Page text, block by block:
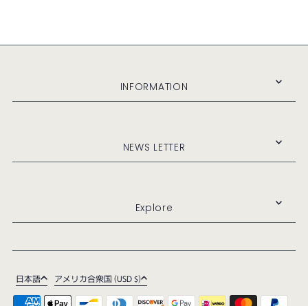
INFORMATION
NEWS LETTER
Explore
日本語 アメリカ合衆国 (USD $)